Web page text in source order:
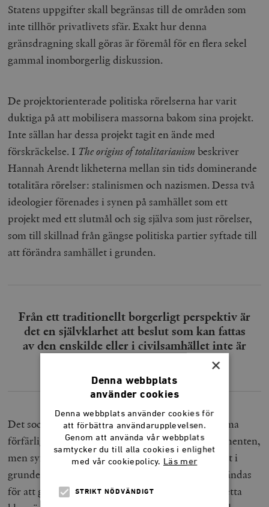
Statens uppgifter skall begränsas till de områden som
inte tillhör privatlivets sfär. Exakt hur denna
gränsdragning skall göras är föremål för en flera sekel
gammal inomborgerlig diskussion.
De projektorienterade politiska rörelserna har varit
duktiga på att mobilisera massorna bakom sina projekt.
Inte sällan har dessa projekt tagit en ände med
förskräckelse. I The origins of totalitarianism beskriver
Hannah Arendt likheterna mellan sin tids dominerande
totalitära rörelser: stalinismen och nazismen. Dessa två
ideologier förenades i synen på samhället som ett
projekt med ett slutmål och sig själva som just rörelser,
som till skillnad från gängse politiska partier syftade till
att förändra samhället i grunden.
Från ett traditionellt borgerligt perspektiv är
det en självklarhet att beslut som kan fattas
av den enskilde eller i civilsamhället inte är
Det socialdemokratiska projektet var inte av samma
förfärliga natur som de totalitära samhällsexperimenten,
men syftade likväl till en omstöpning av samhället i
grunden. Staten och dess institutioner skulle användas
för att genomdriva denna samhällsförändring. Detta
×
Denna webbplats
använder cookies
Denna webbplats använder cookies för
att förbättra användarupplevelsen.
Genom att använda vår webbplats
samtycker du till alla cookies i enlighet
med vår cookiepolicy. Läs mer
STRIKT NÖDVÄNDIGT